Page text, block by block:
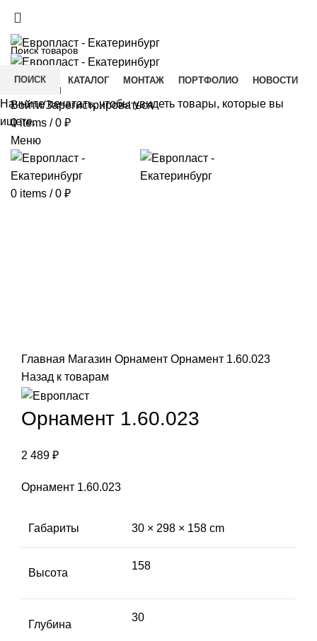
ГЛАВНАЯ КАТАЛОГ МОНТАЖ ПОРТФОЛИО
НОВОСТИ
КОНТАКТЫ
Войти/Зарегистрироваться
0items / 0 ₽
Меню
0 items / 0 ₽
Главная Магазин Орнамент Орнамент 1.60.023
Назад к товарам
Орнамент 1.60.023
2 489 ₽
Орнамент 1.60.023
Габариты 30 × 298 × 158 cm
Высота
158
Глубина
30
ПОИСК
Начните печатать, чтобы увидеть товары, которые вы
ищете.